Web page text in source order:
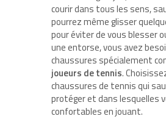
courir dans tous les sens,
pourrez même glisser
pour éviter de vous blesser
une entorse, vous avez
chaussures spécialement
joueurs de tennis.
chaussures de tennis qui
protéger et dans lesquelles
confortables en jouant.